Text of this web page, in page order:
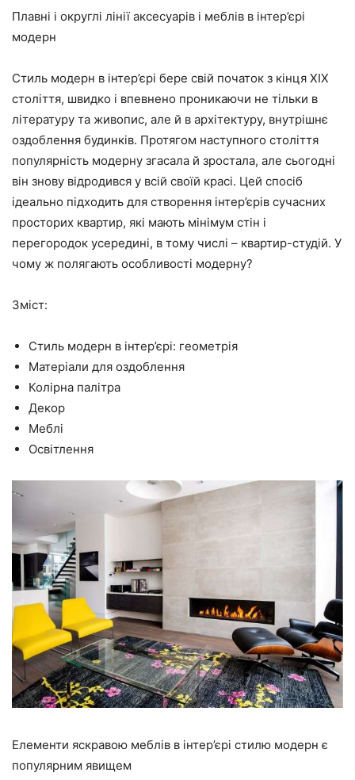
Плавні і округлі лінії аксесуарів і меблів в інтер’єрі
модерн
Стиль модерн в інтер’єрі бере свій початок з кінця XIX
століття, швидко і впевнено проникаючи не тільки в
літературу та живопис, але й в архітектуру, внутрішнє
оздоблення будинків. Протягом наступного століття
популярність модерну згасала й зростала, але сьогодні
він знову відродився у всій своїй красі. Цей спосіб
ідеально підходить для створення інтер’єрів сучасних
просторих квартир, які мають мінімум стін і
перегородок усередині, в тому числі – квартир-студій. У
чому ж полягають особливості модерну?
Зміст:
Стиль модерн в інтер’єрі: геометрія
Матеріали для оздоблення
Колірна палітра
Декор
Меблі
Освітлення
Елементи яскравою меблів в інтер’єрі стилю модерн є
популярним явищем